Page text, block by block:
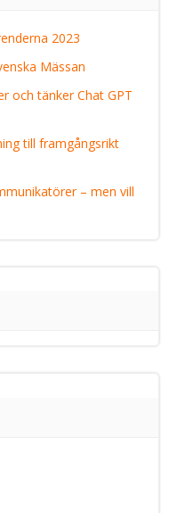
2023
Mässan
och tänker Chat GPT
till framgångsrikt
– men vill